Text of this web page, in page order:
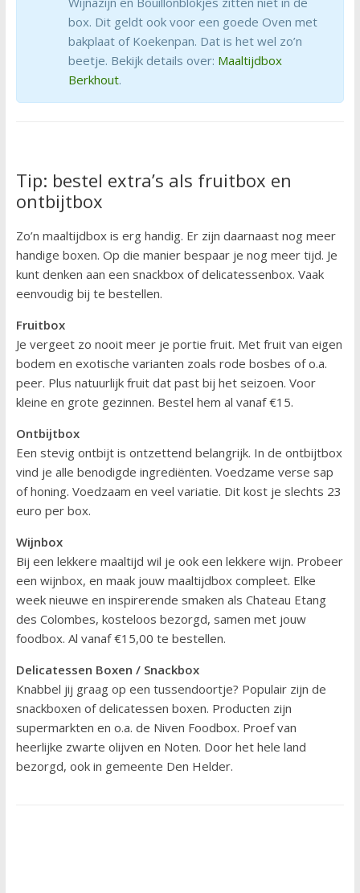
box. Dit geldt ook voor een goede Oven met
bakplaat of Koekenpan. Dat is het wel zo’n
beetje. Bekijk details over: Maaltijdbox
Berkhout.
Tip: bestel extra’s als fruitbox en
ontbijtbox
Zo’n maaltijdbox is erg handig. Er zijn daarnaast nog meer
handige boxen. Op die manier bespaar je nog meer tijd. Je
kunt denken aan een snackbox of delicatessenbox. Vaak
eenvoudig bij te bestellen.
Fruitbox
Je vergeet zo nooit meer je portie fruit. Met fruit van eigen
bodem en exotische varianten zoals rode bosbes of o.a.
peer. Plus natuurlijk fruit dat past bij het seizoen. Voor
kleine en grote gezinnen. Bestel hem al vanaf €15.
Ontbijtbox
Een stevig ontbijt is ontzettend belangrijk. In de ontbijtbox
vind je alle benodigde ingrediënten. Voedzame verse sap
of honing. Voedzaam en veel variatie. Dit kost je slechts 23
euro per box.
Wijnbox
Bij een lekkere maaltijd wil je ook een lekkere wijn. Probeer
een wijnbox, en maak jouw maaltijdbox compleet. Elke
week nieuwe en inspirerende smaken als Chateau Etang
des Colombes, kosteloos bezorgd, samen met jouw
foodbox. Al vanaf €15,00 te bestellen.
Delicatessen Boxen / Snackbox
Knabbel jij graag op een tussendoortje? Populair zijn de
snackboxen of delicatessen boxen. Producten zijn
supermarkten en o.a. de Niven Foodbox. Proef van
heerlijke zwarte olijven en Noten. Door het hele land
bezorgd, ook in gemeente Den Helder.